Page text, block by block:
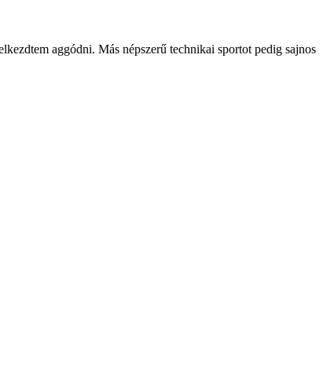
aggódni. Más népszerű technikai sportot pedig sajnos